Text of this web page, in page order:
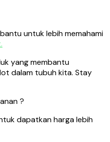
untuk lebih memahami
yang membantu
dalam tubuh kita. Stay
?
dapatkan harga lebih